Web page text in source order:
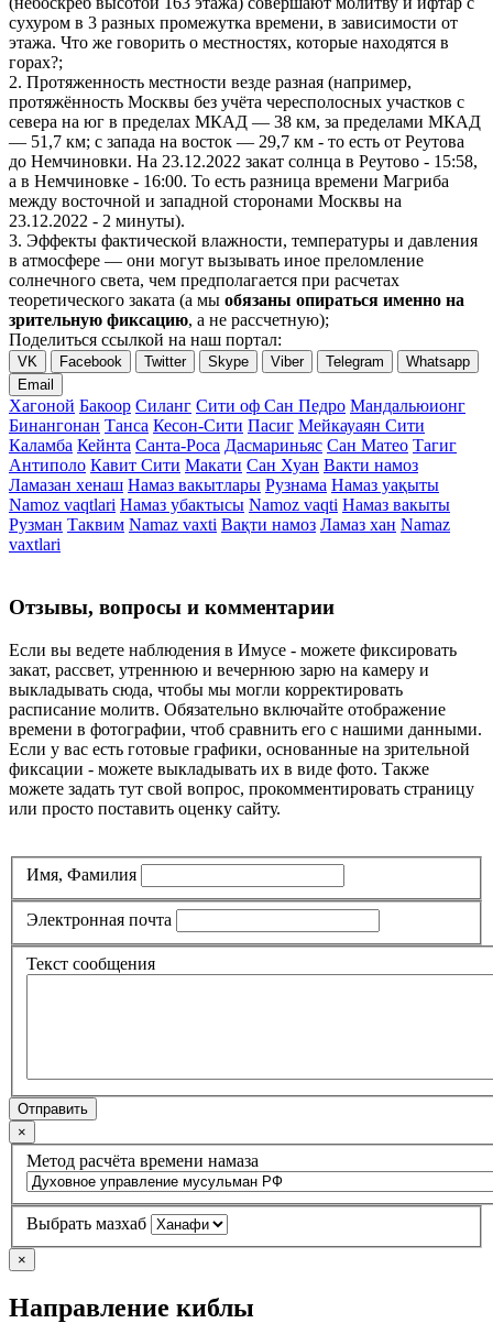
сухуром в 3 разных промежутка времени, в зависимости от
этажа. Что же говорить о местностях, которые находятся в
горах?;
2. Протяженность местности везде разная (например,
протяжённость Москвы без учёта чересполосных участков с
севера на юг в пределах МКАД — 38 км, за пределами МКАД
— 51,7 км; с запада на восток — 29,7 км - то есть от Реутова
до Немчиновки. На 23.12.2022 закат солнца в Реутово - 15:58,
а в Немчиновке - 16:00. То есть разница времени Магриба
между восточной и западной сторонами Москвы на
23.12.2022 - 2 минуты).
3. Эффекты фактической влажности, температуры и давления
в атмосфере — они могут вызывать иное преломление
солнечного света, чем предполагается при расчетах
теоретического заката (а мы обязаны опираться именно на
зрительную фиксацию, а не рассчетную);
Поделиться ссылкой на наш портал:
VK Facebook Twitter Skype Viber Telegram
Whatsapp
Email
Хагоной Бакоор Силанг Сити оф Сан Педро Мандальюионг
Бинангонан Танса Кесон-Сити Пасиг Мейкауаян Сити
Каламба Кейнта Санта-Роса Дасмариньяс Сан Матео Тагиг
Антиполо Кавит Сити Макати Сан Хуан Вакти намоз
Ламазан хенаш Намаз вакытлары Рузнама Намаз уақыты
Namoz vaqtlari Намаз убактысы Namoz vaqti Намаз вакыты
Рузман Таквим Namaz vaxti Вақти намоз Ламаз хан Namaz
vaxtlari
Отзывы, вопросы и комментарии
Если вы ведете наблюдения в Имусе - можете фиксировать
закат, рассвет, утреннюю и вечернюю зарю на камеру и
выкладывать сюда, чтобы мы могли корректировать
расписание молитв. Обязательно включайте отображение
времени в фотографии, чтоб сравнить его с нашими данными.
Если у вас есть готовые графики, основанные на зрительной
фиксации - можете выкладывать их в виде фото. Также
можете задать тут свой вопрос, прокомментировать страницу
или просто поставить оценку сайту.
Имя, Фамилия
Электронная почта
Текст сообщения
Отправить
×
Метод расчёта времени намаза
Выбрать мазхаб
×
Направление киблы